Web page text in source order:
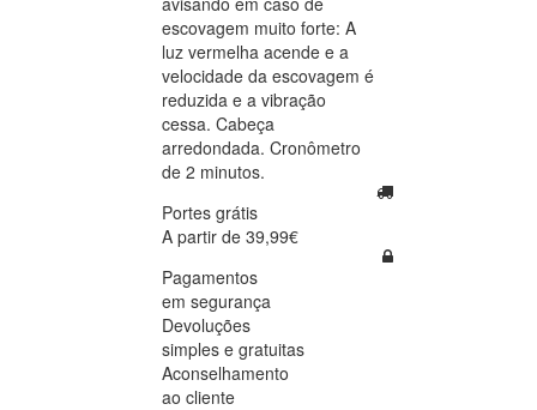
escovagem muito forte: A
luz vermelha acende e a
velocidade da escovagem é
reduzida e a vibração
cessa. Cabeça
arredondada. Cronômetro
de 2 minutos.
Portes grátis
A partir de 39,99€
Pagamentos
em segurança
Devoluções
simples e gratuitas
Aconselhamento
ao cliente